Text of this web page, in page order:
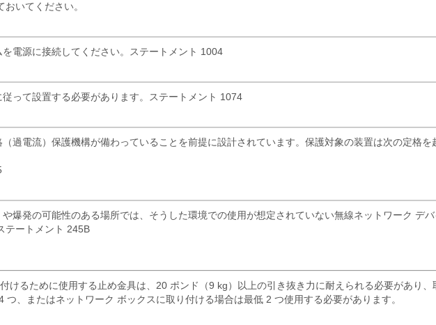
いてください。
電源に接続してください。ステートメント 1004
って設置する必要があります。ステートメント 1074
過電流）保護機構が備わっていることを前提に設計されています。保護対象の装置は次の定格を
爆発の可能性のある場所では、そうした環境での使用が想定されていない無線ネットワーク デ
テートメント 245B
けるために使用する止め金具は、20 ポンド（9 kg）以上の引き抜き力に耐えられる必要があり、
つ、またはネットワーク ボックスに取り付ける場合は最低 2 つ使用する必要があります。